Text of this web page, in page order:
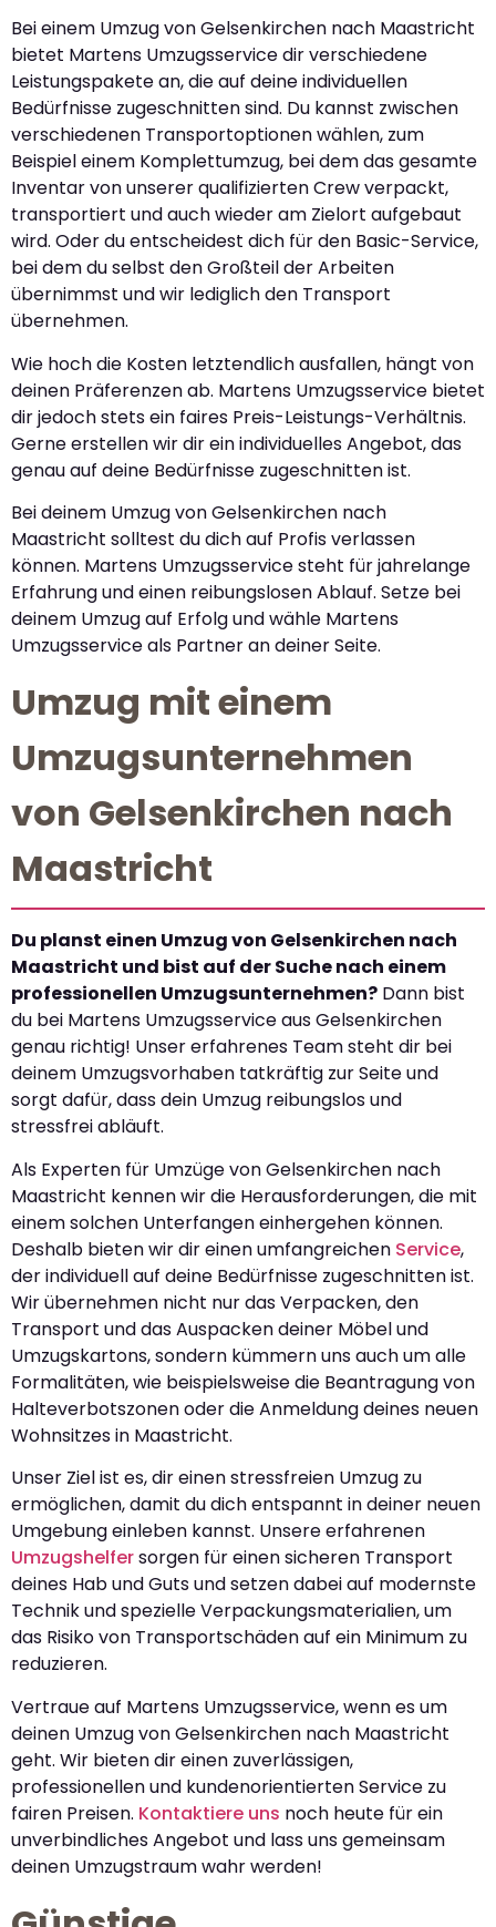
Bei einem Umzug von Gelsenkirchen nach Maastricht
bietet Martens Umzugsservice dir verschiedene
Leistungspakete an, die auf deine individuellen
Bedürfnisse zugeschnitten sind. Du kannst zwischen
verschiedenen Transportoptionen wählen, zum
Beispiel einem Komplettumzug, bei dem das gesamte
Inventar von unserer qualifizierten Crew verpackt,
transportiert und auch wieder am Zielort aufgebaut
wird. Oder du entscheidest dich für den Basic-Service,
bei dem du selbst den Großteil der Arbeiten
übernimmst und wir lediglich den Transport
übernehmen.
Wie hoch die Kosten letztendlich ausfallen, hängt von
deinen Präferenzen ab. Martens Umzugsservice bietet
dir jedoch stets ein faires Preis-Leistungs-Verhältnis.
Gerne erstellen wir dir ein individuelles Angebot, das
genau auf deine Bedürfnisse zugeschnitten ist.
Bei deinem Umzug von Gelsenkirchen nach
Maastricht solltest du dich auf Profis verlassen
können. Martens Umzugsservice steht für jahrelange
Erfahrung und einen reibungslosen Ablauf. Setze bei
deinem Umzug auf Erfolg und wähle Martens
Umzugsservice als Partner an deiner Seite.
Umzug mit einem
Umzugsunternehmen
von Gelsenkirchen nach
Maastricht
Du planst einen Umzug von Gelsenkirchen nach
Maastricht und bist auf der Suche nach einem
professionellen Umzugsunternehmen? Dann bist
du bei Martens Umzugsservice aus Gelsenkirchen
genau richtig! Unser erfahrenes Team steht dir bei
deinem Umzugsvorhaben tatkräftig zur Seite und
sorgt dafür, dass dein Umzug reibungslos und
stressfrei abläuft.
Als Experten für Umzüge von Gelsenkirchen nach
Maastricht kennen wir die Herausforderungen, die mit
einem solchen Unterfangen einhergehen können.
Deshalb bieten wir dir einen umfangreichen Service,
der individuell auf deine Bedürfnisse zugeschnitten ist.
Wir übernehmen nicht nur das Verpacken, den
Transport und das Auspacken deiner Möbel und
Umzugskartons, sondern kümmern uns auch um alle
Formalitäten, wie beispielsweise die Beantragung von
Halteverbotszonen oder die Anmeldung deines neuen
Wohnsitzes in Maastricht.
Unser Ziel ist es, dir einen stressfreien Umzug zu
ermöglichen, damit du dich entspannt in deiner neuen
Umgebung einleben kannst. Unsere erfahrenen
Umzugshelfersorgen für einen sicheren Transport
deines Hab und Guts und setzen dabei auf modernste
Technik und spezielle Verpackungsmaterialien, um
das Risiko von Transportschäden auf ein Minimum zu
reduzieren.
Vertraue auf Martens Umzugsservice, wenn es um
deinen Umzug von Gelsenkirchen nach Maastricht
geht. Wir bieten dir einen zuverlässigen,
professionellen und kundenorientierten Service zu
fairen Preisen. Kontaktiere uns noch heute für ein
unverbindliches Angebot und lass uns gemeinsam
deinen Umzugstraum wahr werden!